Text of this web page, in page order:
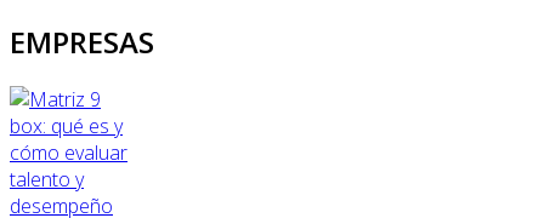
EMPRESAS